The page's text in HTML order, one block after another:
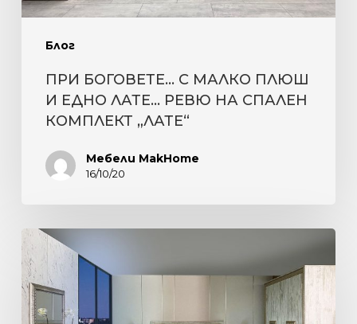
Блог
РЕВЮ
КОМПЛЕКТ
„ЛАТЕ“
ПРИ БОГОВЕТЕ… С МАЛКО ПЛЮШ
И ЕДНО ЛАТЕ… РЕВЮ НА СПАЛЕН
КОМПЛЕКТ „ЛАТЕ“
Мебели MakHome
16/10/20
REFRESH
НА
СПАЛНЯТА